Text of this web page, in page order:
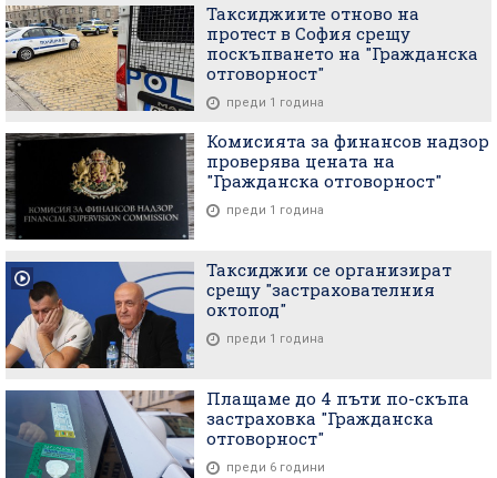
Таксиджиите отново на
протест в София срещу
поскъпването на "Гражданска
отговорност"
преди 1 година
Комисията за финансов надзор
проверява цената на
"Гражданска отговорност"
преди 1 година
Таксиджии се организират
срещу "застрахователния
октопод"
преди 1 година
Плащаме до 4 пъти по-скъпа
застраховка "Гражданска
отговорност"
преди 6 години